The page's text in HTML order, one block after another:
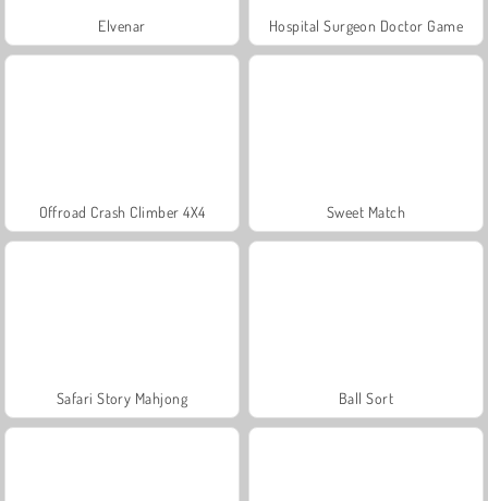
Elvenar Hospital Surgeon Doctor Game
Offroad Crash Climber 4X4 Sweet Match
Safari Story Mahjong Ball Sort